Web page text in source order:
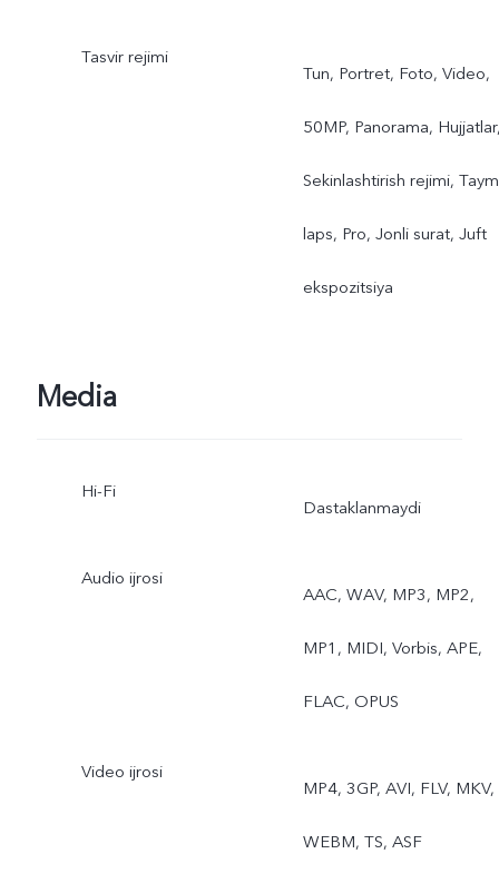
Tasvir rejimi
Tun, Portret, Foto, Video,
50MP, Panorama,
Sekinlashtirish rejimi,
laps, Pro, Jonli surat, Juft
ekspozitsiya
Media
Hi-Fi
Dastaklanmaydi
Audio ijrosi
AAC, WAV, MP3, MP2,
MP1, MIDI, Vorbis, APE,
FLAC, OPUS
Video ijrosi
MP4, 3GP, AVI, FLV, MKV,
WEBM, TS, ASF